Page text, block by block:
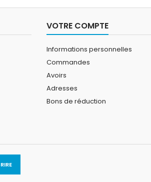
VOTRE COMPTE
Informations personnelles
Commandes
Avoirs
Adresses
Bons de réduction